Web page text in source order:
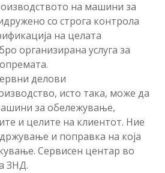
на машини за
со строга контрола
на целата
организирана услуга за
делови
исто така, може да
за обележување,
и целите на клиентот. Ние
и поправка на која
Сервисен центар во
ЗНД.